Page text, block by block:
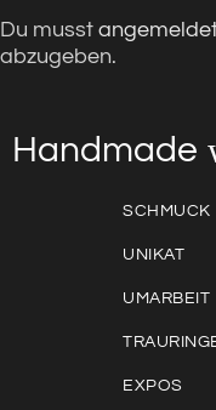
Du musst
abzugeben.
Handmade
SCHMUCK
UNIKAT
UMARBEIT
EXPOS